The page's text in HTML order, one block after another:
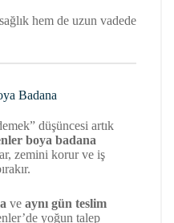
hem de uzun vadede
Badana
düşüncesi artık
boya badana
zemini korur ve iş
ve aynı gün teslim
yoğun talep